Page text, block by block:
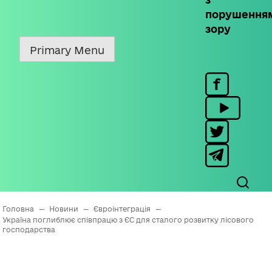
зору
Primary Menu
Головна — Новини — Євроінтеграція
—
Україна поглиблює співпрацю з ЄС для сталого розвитку лісового
господарства